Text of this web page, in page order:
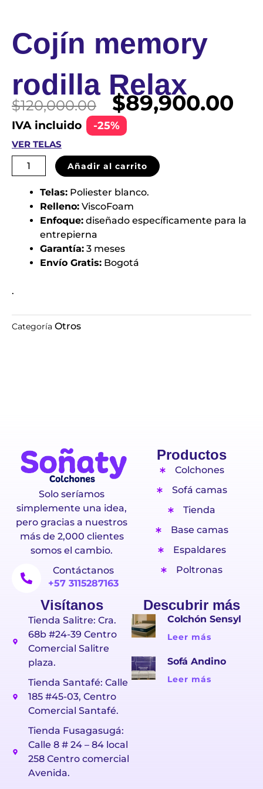
Cojín memory
rodilla Relax
$120,000.00
El
precio
original
$120,000.00.
$89,900.00
IVA incluido -25%
VER TELAS
Cojín
memory
rodilla
Relax
cantidad
Añadir al carrito
Telas: Poliester blanco.
Relleno: ViscoFoam
Enfoque: diseñado específicamente para la
entrepierna
Garantía: 3 meses
Envío Gratis: Bogotá
.
Categoría Otros
Solo seríamos
simplemente una idea,
pero gracias a nuestros
más de 2,000 clientes
somos el cambio.
Contáctanos
+57 3115287163
Productos
Colchones
Sofá camas
Tienda
Base camas
Espaldares
Poltronas
Visítanos
Tienda Salitre: Cra.
68b #24-39 Centro
Comercial Salitre
plaza.
Tienda Santafé: Calle
185 #45-03, Centro
Comercial Santafé.
Tienda Fusagasugá:
Calle 8 # 24 – 84 local
258 Centro comercial
Avenida.
Descubrir más
Colchón Sensyl
Leer más
Sofá Andino
Leer más